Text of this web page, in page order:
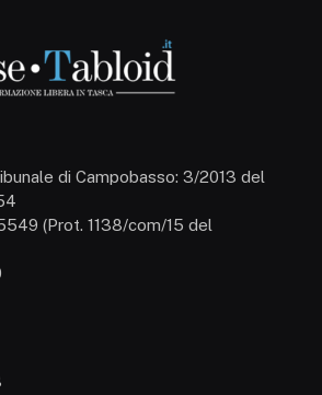
di Campobasso: 3/2013 del
(Prot. 1138/com/15 del